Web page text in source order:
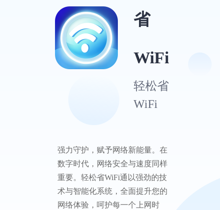
省
WiFi
轻松省
WiFi
强力守护，赋予网络新能量。在
数字时代，网络安全与速度同样
重要。轻松省WiFi通以强劲的技
术与智能化系统，全面提升您的
网络体验，呵护每一个上网时